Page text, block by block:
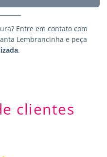
Entre em contato com
Lembrancinha e peça
.
clientes